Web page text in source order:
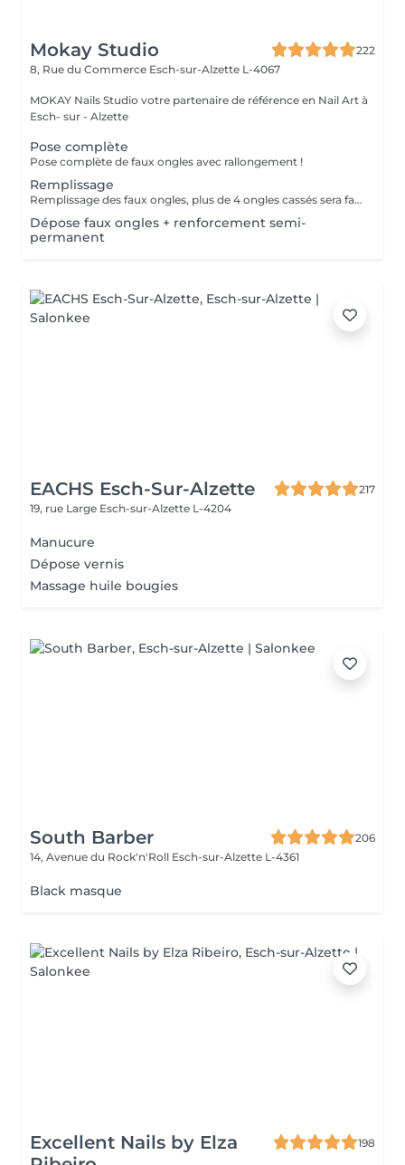
Mokay Studio
222
8, Rue du Commerce Esch-sur-Alzette L-4067
MOKAY Nails Studio votre partenaire de référence en Nail Art à
Esch- sur - Alzette
Pose complète
Pose complète de faux ongles avec rallongement !
Remplissage
Remplissage des faux ongles, plus de 4 ongles cassés sera facturé une nouvelle pose !Le remplissage doit être effectué dans les 4 semaines à compter du jour de la pose, les 4 semaines dépassées vous sera facturé un supplément de 10€! Tout changement de format vous sera également facturé !
Dépose faux ongles + renforcement semi-
permanent
EACHS Esch-Sur-Alzette
217
19, rue Large Esch-sur-Alzette L-4204
Manucure
Dépose vernis
Massage huile bougies
South Barber
206
14, Avenue du Rock'n'Roll Esch-sur-Alzette L-4361
Black masque
Excellent Nails by Elza
198